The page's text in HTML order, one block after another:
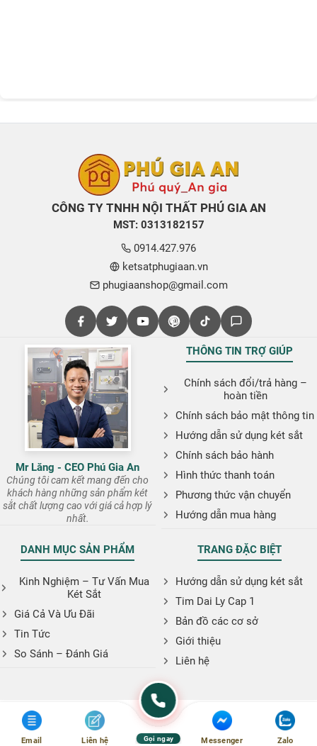
CÔNG TY TNHH NỘI THẤT PHÚ GIA AN
MST: 0313182157
0914.427.976
ketsatphugiaan.vn
phugiaanshop@gmail.com
Mr Lăng - CEO Phú Gia An
Chúng tôi cam kết mang đến cho
khách hàng những sản phẩm két
sắt chất lượng cao với giá cả hợp lý
nhất.
THÔNG TIN TRỢ GIÚP
Chính sách đổi/trả hàng –
hoàn tiền
Chính sách bảo mật thông tin
Hướng dẫn sử dụng két sắt
Chính sách bảo hành
Hình thức thanh toán
Phương thức vận chuyển
Hướng dẫn mua hàng
DANH MỤC SẢN PHẨM
Kinh Nghiệm – Tư Vấn Mua
Két Sắt
Giá Cả Và Ưu Đãi
Tin Tức
So Sánh – Đánh Giá
TRANG ĐẶC BIỆT
Hướng dẫn sử dụng két sắt
Tim Dai Ly Cap 1
Bản đồ các cơ sở
Giới thiệu
Liên hệ
Email Liên hệ Gọi ngay Messenger Zalo